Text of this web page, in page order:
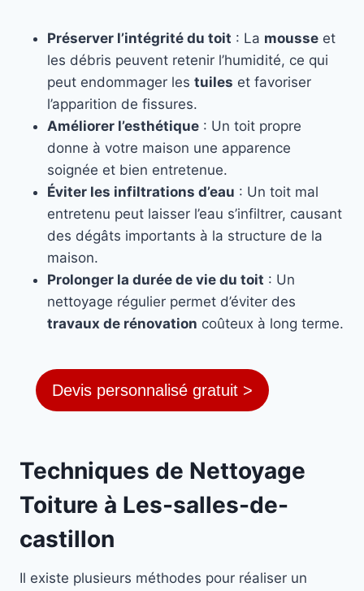
Préserver l’intégrité du toit : La mousse et
les débris peuvent retenir l’humidité, ce qui
peut endommager les tuiles et favoriser
l’apparition de fissures.
Améliorer l’esthétique : Un toit propre
donne à votre maison une apparence
soignée et bien entretenue.
Éviter les infiltrations d’eau : Un toit mal
entretenu peut laisser l’eau s’infiltrer, causant
des dégâts importants à la structure de la
maison.
Prolonger la durée de vie du toit : Un
nettoyage régulier permet d’éviter des
travaux de rénovation coûteux à long terme.
Devis personnalisé gratuit >
Techniques de Nettoyage
Toiture à Les-salles-de-
castillon
Il existe plusieurs méthodes pour réaliser un